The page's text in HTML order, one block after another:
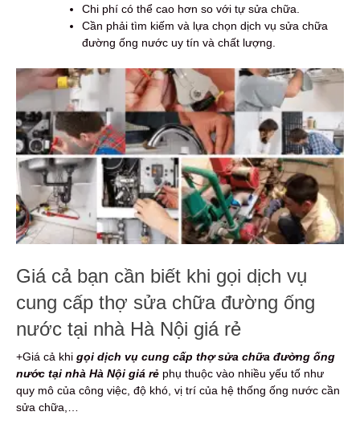
Chi phí có thể cao hơn so với tự sửa chữa.
Cần phải tìm kiếm và lựa chọn dịch vụ sửa chữa
đường ống nước uy tín và chất lượng.
Giá cả bạn cần biết khi gọi dịch vụ
cung cấp thợ sửa chữa đường ống
nước tại nhà Hà Nội giá rẻ
+Giá cả khi gọi dịch vụ cung cấp thợ sửa chữa đường ống
nước tại nhà Hà Nội giá rẻ phụ thuộc vào nhiều yếu tố như
quy mô của công việc, độ khó, vị trí của hệ thống ống nước cần
sửa chữa,…